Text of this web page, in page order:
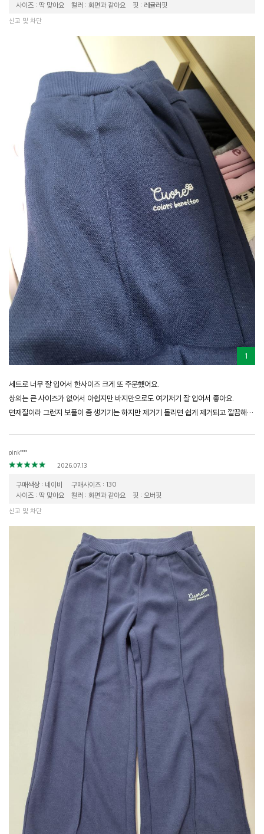
사이즈 : 딱 맞아요
컬러 : 화면과 같아요 핏 : 레귤러핏
신고 및 차단
1
세트로 너무 잘 입어서 한사이즈 크게 또 주문했어요.
상의는 큰 사이즈가 없어서 아쉽지만 바지만으로도 여기저기 잘 입어서 좋아요.
면재질이라 그런지 보풀이 좀 생기기는 하지만 제거기 돌리면 쉽게 제거되고 깔끔해져서 괜찮아요.
pink****
2026.07.13
구매색상 : 네이비
구매사이즈 : 130
사이즈 : 딱 맞아요
컬러 : 화면과 같아요 핏 : 오버핏
신고 및 차단